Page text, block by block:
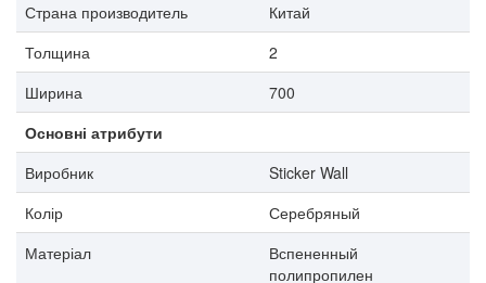
Страна производитель
Китай
Толщина
2
Ширина
700
Основні атрибути
Виробник
Sticker Wall
Колір
Серебряный
Матеріал
Вспененный
полипропилен